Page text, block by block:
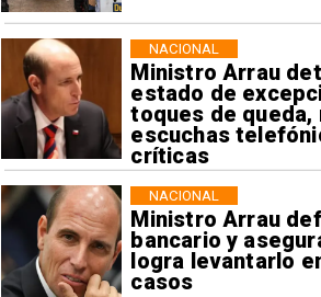
Ministro Arrau
estado de
toques de
escuchas
críticas
NACIONAL
Ministro Arrau
bancario y
logra levantarlo
casos
NACIONAL